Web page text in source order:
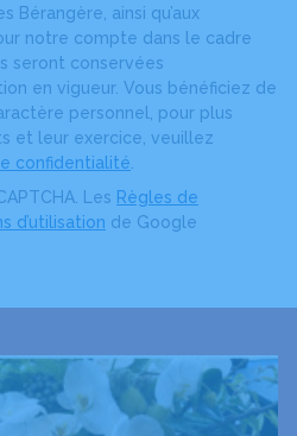
Bérangère, ainsi qu’aux
notre compte dans le cadre
seront conservées
en vigueur. Vous bénéficiez de
personnel, pour plus
et leur exercice, veuillez
confidentialité
Les Règles de
d’utilisation de Google